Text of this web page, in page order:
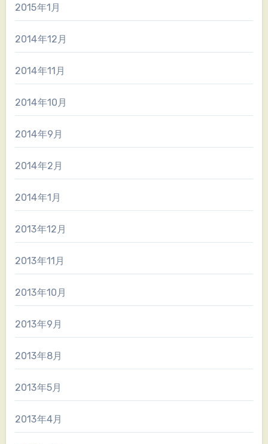
2015年1月
2014年12月
2014年11月
2014年10月
2014年9月
2014年2月
2014年1月
2013年12月
2013年11月
2013年10月
2013年9月
2013年8月
2013年5月
2013年4月